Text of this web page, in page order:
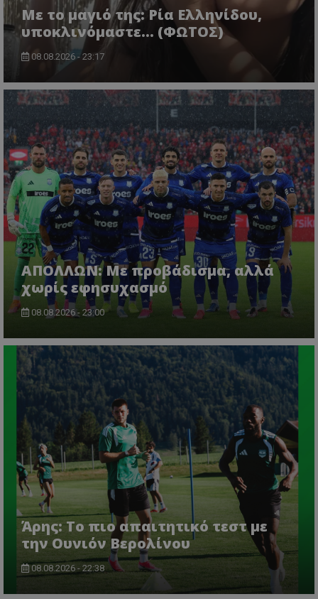
Με το μαγιό της: Ρία Ελληνίδου,
υποκλινόμαστε… (ΦΩΤΟΣ)
08.08.2026 - 23:17
ΑΠΟΛΛΩΝ: Με προβάδισμα, αλλά
χωρίς εφησυχασμό
08.08.2026 - 23:00
Άρης: Το πιο απαιτητικό τεστ με
την Ουνιόν Βερολίνου
08.08.2026 - 22:38